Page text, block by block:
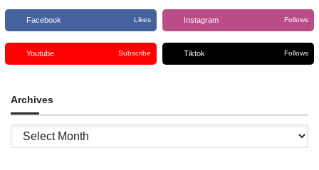
Facebook Likes Instagram Follows
Youtube Subscribe Tiktok Follows
Archives
Archives